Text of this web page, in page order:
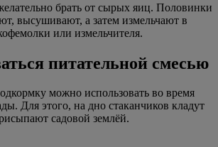
брать от сырых яиц. Половинки
высушивают, а затем измельчают в
или измельчителя.
питательной смесью
можно использовать во время
Для этого, на дно стаканчиков кладут
садовой землёй.